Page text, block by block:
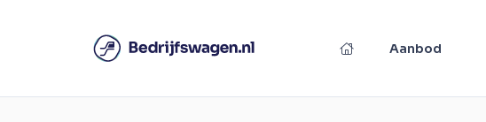
Aanbod